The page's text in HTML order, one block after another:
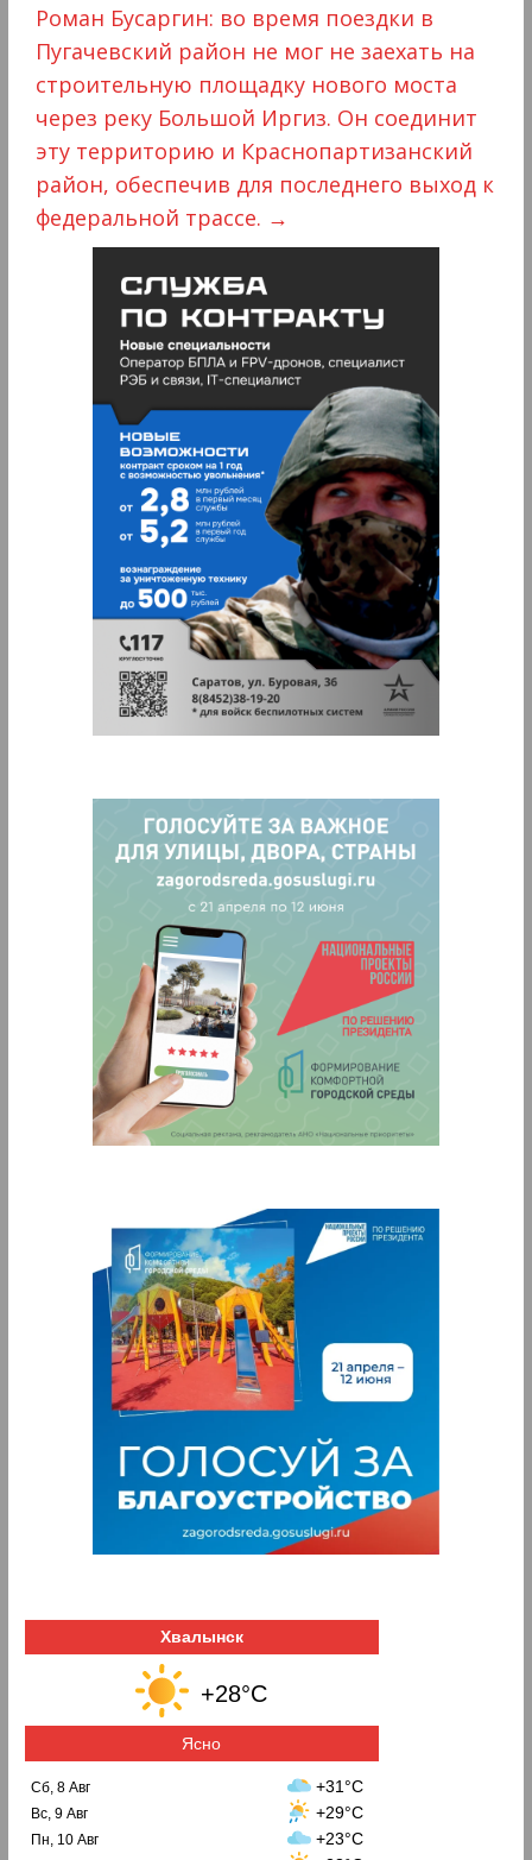
Роман Бусаргин: во время поездки в
Пугачевский район не мог не заехать на
строительную площадку нового моста
через реку Большой Иргиз. Он соединит
эту территорию и Краснопартизанский
район, обеспечив для последнего выход к
федеральной трассе. →
Хвалынск
+28°C
Ясно
Сб, 8 Авг +31°C
Вс, 9 Авг +29°C
Пн, 10 Авг +23°C